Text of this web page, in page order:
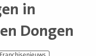
in
Dongen